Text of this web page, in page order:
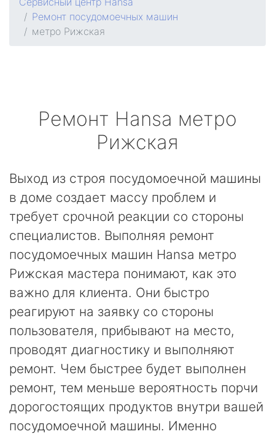
Ремонт посудомоечных машин
метро Рижская
Ремонт Hansa метро
Рижская
Выход из строя посудомоечной машины
в доме создает массу проблем и
требует срочной реакции со стороны
специалистов. Выполняя ремонт
посудомоечных машин Hansa метро
Рижская мастера понимают, как это
важно для клиента. Они быстро
реагируют на заявку со стороны
пользователя, прибывают на место,
проводят диагностику и выполняют
ремонт. Чем быстрее будет выполнен
ремонт, тем меньше вероятность порчи
дорогостоящих продуктов внутри вашей
посудомоечной машины. Именно